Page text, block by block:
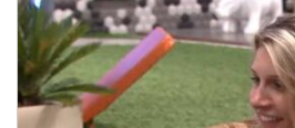
Opens in new window